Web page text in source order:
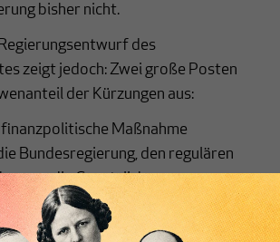
bisher nicht.
des
zeigt jedoch: Zwei große Posten
der Kürzungen aus:
Maßnahme
Bundesregierung, den regulären
an die Gesetzliche
(GKV) für
Leistungen über das GKV-